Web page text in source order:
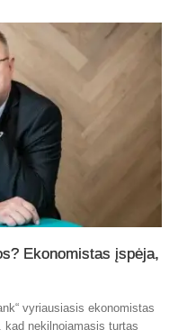
Ekonomistas įspėja,
vyriausiasis ekonomistas
kad nekilnojamasis turtas